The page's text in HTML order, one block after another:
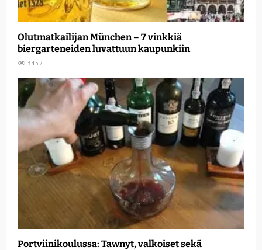
Olutmatkailijan München – 7 vinkkiä
biergarteneiden luvattuun kaupunkiin
3452
Portviinikoulussa: Tawnyt, valkoiset sekä